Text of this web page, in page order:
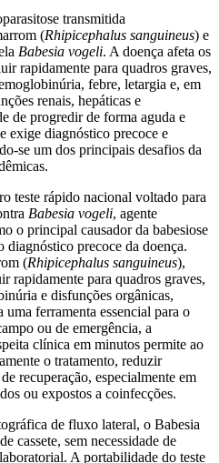
transmitida
(Rhipicephalus sanguineus) e
Babesia vogeli. A doença afeta os
rapidamente para quadros graves,
febre, letargia e, em
renais, hepáticas e
de progredir de forma aguda e
exige diagnóstico precoce e
se um dos principais desafios da
teste rápido nacional voltado para
Babesia vogeli, agente
o principal causador da babesiose
precoce da doença.
(Rhipicephalus sanguineus),
rapidamente para quadros graves,
e disfunções orgânicas,
ferramenta essencial para o
ou de emergência, a
clínica em minutos permite ao
o tratamento, reduzir
recuperação, especialmente em
ou expostos a coinfecções.
de fluxo lateral, o Babesia
cassete, sem necessidade de
A portabilidade do teste